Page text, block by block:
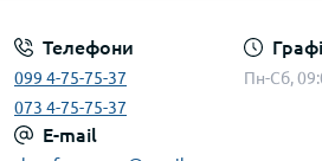
Телефони
099 4-75-75-37
073 4-75-75-37
Пн-Сб,
E-mail